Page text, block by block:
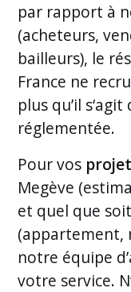
par rapport à
(acheteurs,
bailleurs), le
France ne
plus qu’il
réglementée.
Pour vos
Megève
et quel que
(appartement,
notre équipe
votre service.